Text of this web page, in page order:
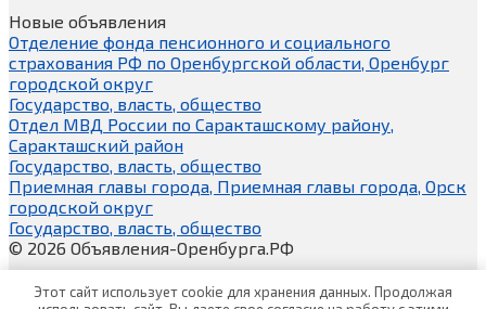
Новые объявления
Отделение фонда пенсионного и социального
страхования РФ по Оренбургской области, Оренбург
городской округ
Государство, власть, общество
Отдел МВД России по Саракташскому району,
Саракташский район
Государство, власть, общество
Приемная главы города, Приемная главы города, Орск
городской округ
Государство, власть, общество
© 2026 Объявления-Оренбурга.РФ
Этот сайт использует cookie для хранения данных. Продолжая